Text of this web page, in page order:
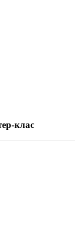
клас